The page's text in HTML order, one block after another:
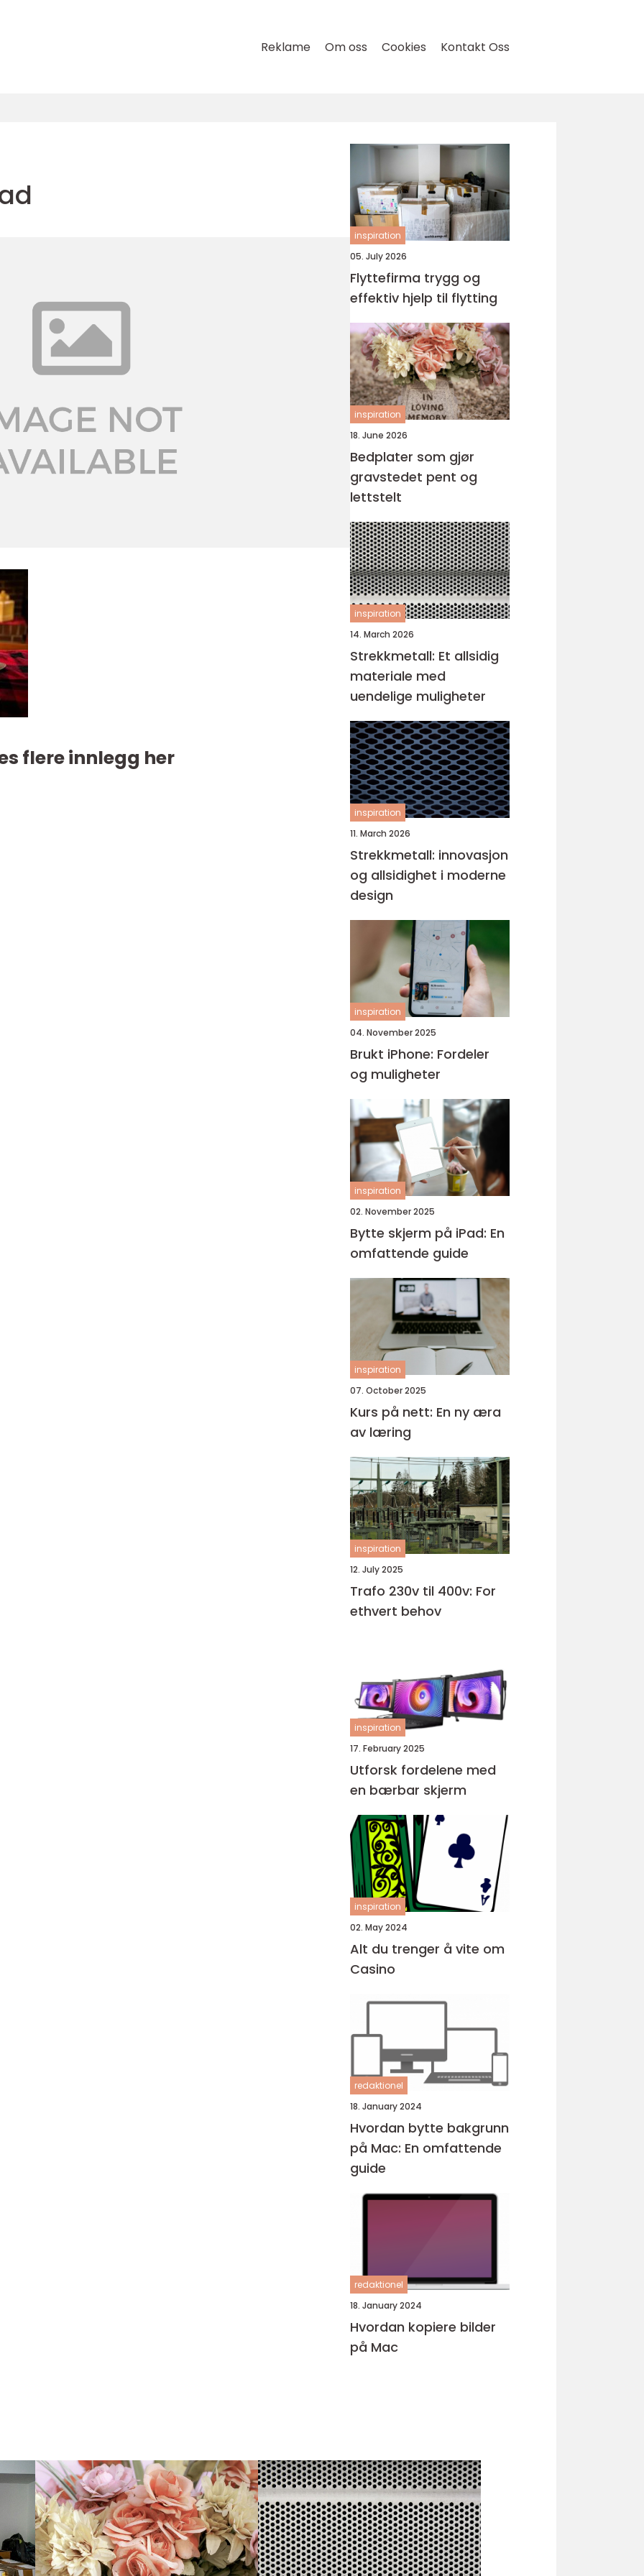
Reklame Om oss Cookies Kontakt Oss
flere innlegg her
inspiration
05. July 2026
Flyttefirma trygg og
effektiv hjelp til flytting
inspiration
18. June 2026
Bedplater som gjør
gravstedet pent og
lettstelt
inspiration
14. March 2026
Strekkmetall: Et allsidig
materiale med
uendelige muligheter
inspiration
11. March 2026
Strekkmetall: innovasjon
og allsidighet i moderne
design
inspiration
04. November 2025
Brukt iPhone: Fordeler
og muligheter
inspiration
02. November 2025
Bytte skjerm på iPad: En
omfattende guide
inspiration
07. October 2025
Kurs på nett: En ny æra
av læring
inspiration
12. July 2025
Trafo 230v til 400v: For
ethvert behov
inspiration
17. February 2025
Utforsk fordelene med
en bærbar skjerm
inspiration
02. May 2024
Alt du trenger å vite om
Casino
redaktionel
18. January 2024
Hvordan bytte bakgrunn
på Mac: En omfattende
guide
redaktionel
18. January 2024
Hvordan kopiere bilder
på Mac